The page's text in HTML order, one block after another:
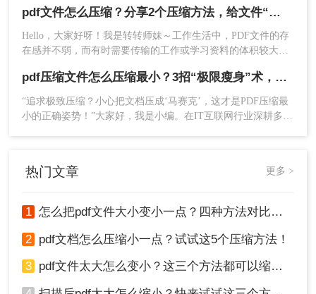
体”、“透明度”、“清理”等多个维度进行详细设
150 DPI。
设置完成后，点击“确定”，然后保存文件即
可。
注意：“清理”功能可以移除隐藏的元数据、旧版本
信息等，进一步减小体积，但需确认这些信息是否
03 在线工具的便捷之选：转转大师PDF压缩
而系统打印法又效果有限。一个可靠、高效、安全
的在线工具是理想的折中方案。
期测评后，值得推荐的一款。它能精准命中目标用
户的核心困扰：
要求转换结果高度精准、可靠，无
带来了不便。因此，学会怎么把pdf文件变小一点显得尤为重
要。本文将介绍几种常用的方法，帮助你将PDF文件压缩到更
小的体积。
pdf文件怎么压缩？分享2个压缩方法，给文件“瘦身”！
Hello，大家好呀！我是转转师妹～工作生活中，PDF文件的存
在感并不弱，而有时需要传输的工作或学习资料的体积较大，
将PDF压缩，就可以减小文件体积，加快传输速度，节省很多
时间。那么pdf文件怎么压缩呢？我有几个方法可以和大家分享
一下，一起来看看吧。
pdf压缩文件怎么压缩最小？3招“极限瘦身”术，从50M榨到5M！
“追求极致压缩？小心把文档压成‘马赛克’，这才是PDF压缩最
小的正确姿势！”大家好，我是小编。在IT互联网行业深耕多
热门文章 更多 >
1 怎么把pdf文件大小变小一点？四种方法对比，一看就懂！
2 pdf文档怎么压缩小一点？试试这5个压缩方法！
3 pdf文件太大怎么变小？这三个方法都可以缩小！